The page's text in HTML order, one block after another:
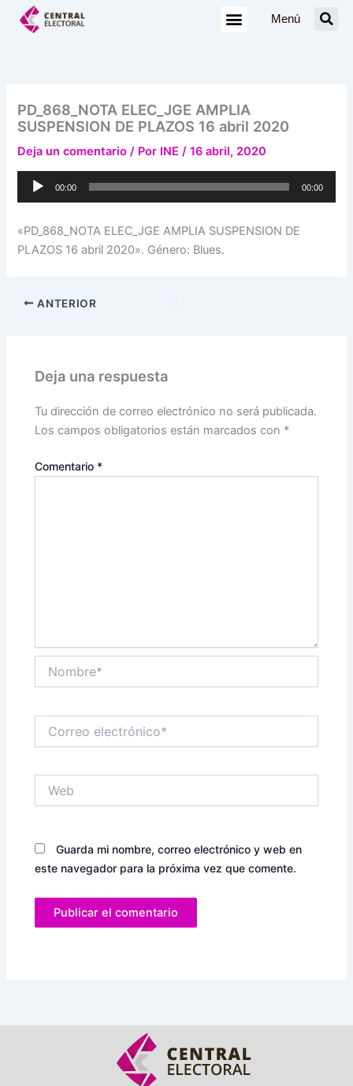
Menú
PD_868_NOTA ELEC_JGE AMPLIA
SUSPENSION DE PLAZOS 16 abril 2020
Deja un comentario / Por INE/16 abril, 2020
Reproductor
00:00 00:00
«PD_868_NOTA ELEC_JGE AMPLIA SUSPENSION DE
PLAZOS 16 abril 2020». Género: Blues.
ANTERIOR
Deja una respuesta
Tu dirección de correo electrónico no será publicada.
Los campos obligatorios están marcados con *
Comentario *
electrónico*
Guarda mi nombre, correo electrónico y web en
este navegador para la próxima vez que comente.